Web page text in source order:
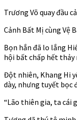
Trương Võ quay đầu
Cảnh Bất Mị cùng Vệ
Bọn hắn đã lo lắng
hội bất chấp hết thảy
Đột nhiên, Khang Hi
dày, nhưng tuyết bọc
“Lão thiên gia, ta cái